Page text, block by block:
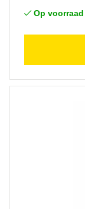
Op voorraad